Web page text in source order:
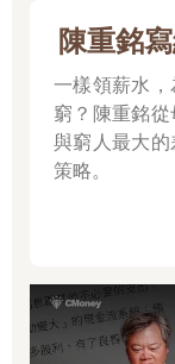
不必多說，當然是
身為戰敗國的國
下，我開始了這份
我從出生開始，就
那些僅僅因為是「
能以「有錢才是贏
深深地被這種堅韌的
猶太商人的堅忍精
柱的我，今後應該
36 暢銷商品都是從
我可以斷言，如果
飾品配件的流行肯
陳重銘
一樣領薪水
窮？陳重銘
與窮人最大
策略。